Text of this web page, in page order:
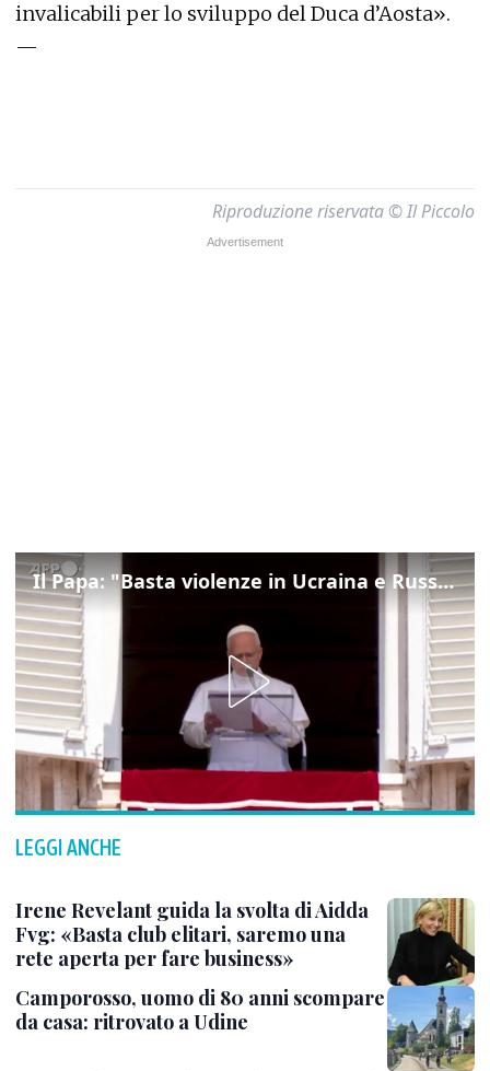
invalicabili per lo sviluppo del Duca d’Aosta».
—
Riproduzione riservata © Il Piccolo
Il Papa: "Basta violenze in Ucraina e Russia, spazio a diplomazia"
LEGGI ANCHE
Irene Revelant guida la svolta di Aidda
Fvg: «Basta club elitari, saremo una
rete aperta per fare business»
Camporosso, uomo di 80 anni scompare
da casa: ritrovato a Udine